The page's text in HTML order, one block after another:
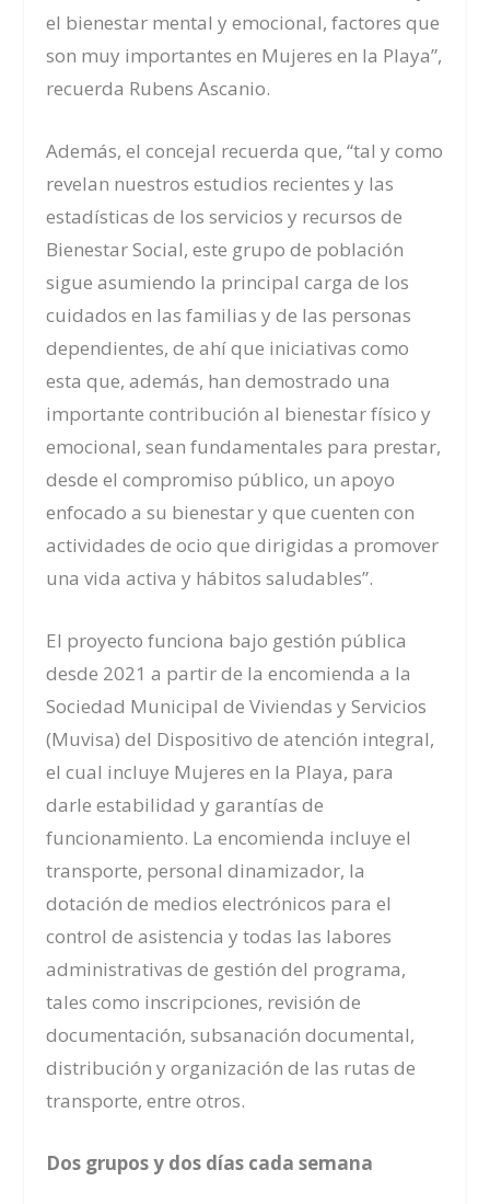
el bienestar mental y emocional, factores que
son muy importantes en Mujeres en la Playa”,
recuerda Rubens Ascanio.
Además, el concejal recuerda que, “tal y como
revelan nuestros estudios recientes y las
estadísticas de los servicios y recursos de
Bienestar Social, este grupo de población
sigue asumiendo la principal carga de los
cuidados en las familias y de las personas
dependientes, de ahí que iniciativas como
esta que, además, han demostrado una
importante contribución al bienestar físico y
emocional, sean fundamentales para prestar,
desde el compromiso público, un apoyo
enfocado a su bienestar y que cuenten con
actividades de ocio que dirigidas a promover
una vida activa y hábitos saludables”.
El proyecto funciona bajo gestión pública
desde 2021 a partir de la encomienda a la
Sociedad Municipal de Viviendas y Servicios
(Muvisa) del Dispositivo de atención integral,
el cual incluye Mujeres en la Playa, para
darle estabilidad y garantías de
funcionamiento. La encomienda incluye el
transporte, personal dinamizador, la
dotación de medios electrónicos para el
control de asistencia y todas las labores
administrativas de gestión del programa,
tales como inscripciones, revisión de
documentación, subsanación documental,
distribución y organización de las rutas de
transporte, entre otros.
Dos grupos y dos días cada semana